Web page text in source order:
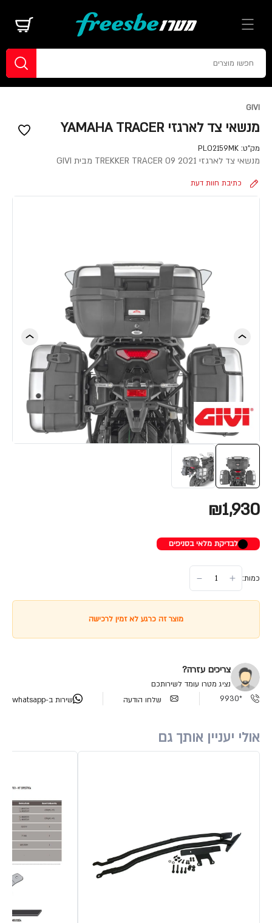
GIVI
מנשאי צד לארגזי YAMAHA TRACER
מק"ט: PLO2159MK
מנשאי צד לארגזי TREKKER TRACER 09 2021 מבית GIVI
כתיבת חוות דעת
₪1,930
לבדיקת מלאי בסניפים
כמות:
מוצר זה כרגע לא זמין לרכישה
צריכים עזרה?
נציג מטרו עומד לשירותכם
*9930
שלחו הודעה שירות ב-whatsapp
אולי יעניין אותך גם